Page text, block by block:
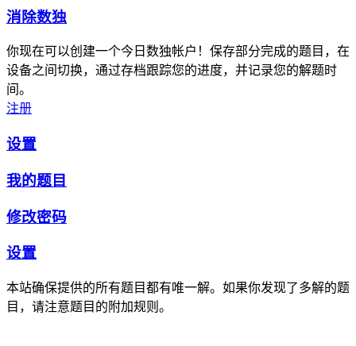
消除数独
你现在可以创建一个今日数独帐户！保存部分完成的题目，在
设备之间切换，通过存档跟踪您的进度，并记录您的解题时
间。
注册
设置
我的题目
修改密码
设置
本站确保提供的所有题目都有唯一解。如果你发现了多解的题
目，请注意题目的附加规则。